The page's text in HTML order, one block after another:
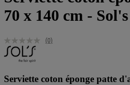
70 x 140 cm - Sol's
(0)
Serviette coton éponge patte